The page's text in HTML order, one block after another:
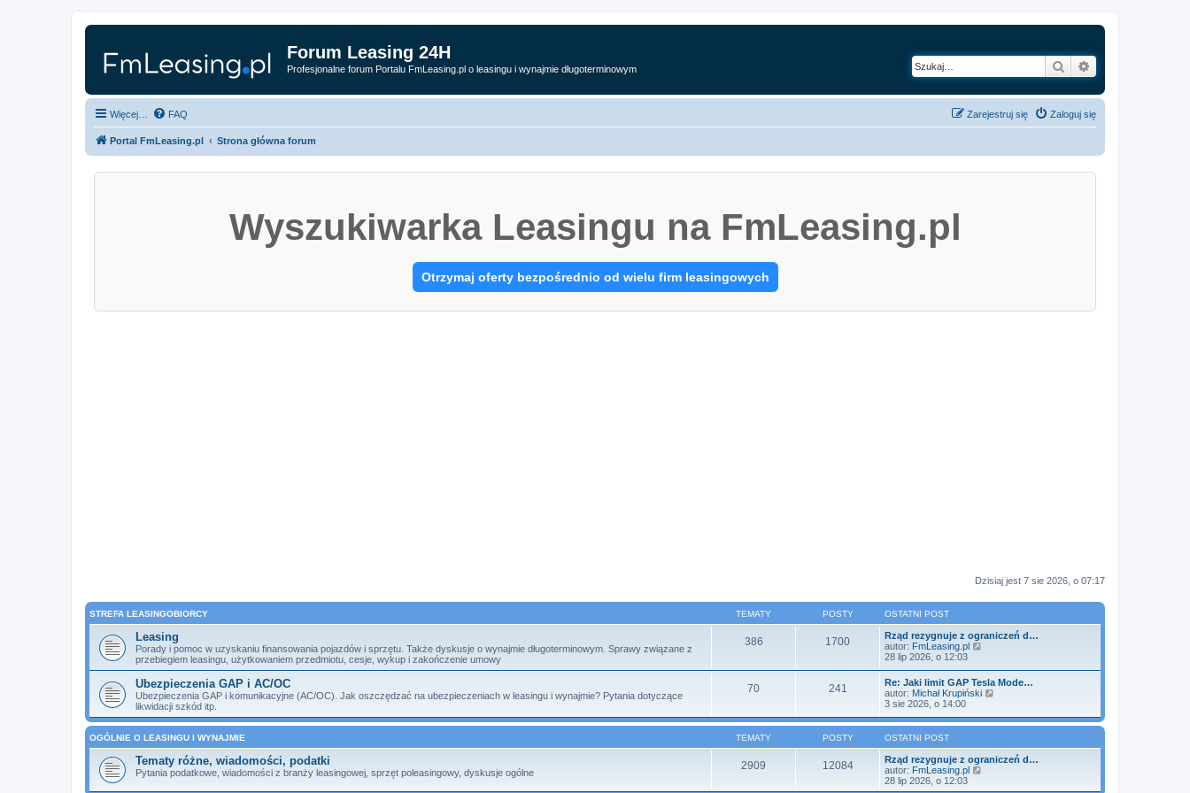
Forum Leasing 24H
Profesjonalne forum Portalu FmLeasing.pl o leasingu i wynajmie długoterminowym Szukaj
Więcej… FAQ Zaloguj się
Zarejestruj się
Portal FmLeasing.pl Strona główna forum
Wyszukiwarka Leasingu na FmLeasing.pl
Otrzymaj oferty bezpośrednio od wielu firm leasingowych
Dzisiaj jest 7 sie 2026, o 07:17
STREFA LEASINGOBIORCY TEMATY POSTY OSTATNI POST
Leasing
Porady i pomoc w uzyskaniu finansowania pojazdów i sprzętu. Także dyskusje o wynajmie długoterminowym. Sprawy związane z
przebiegiem leasingu, użytkowaniem przedmiotu, cesje, wykup i zakończenie umowy
386 1700
Rząd rezygnuje z ograniczeń d…
autor: FmLeasing.pl
w
i
e
l
j
n
28 lip 2026, o 12:03
Ubezpieczenia GAP i AC/OC
Ubezpieczenia GAP i komunikacyjne (AC/OC). Jak oszczędzać na ubezpieczeniach w leasingu i wynajmie? Pytania dotyczące
likwidacji szkód itp.
70 241
Re: Jaki limit GAP Tesla Mode…
autor: Michał Krupiński
w
t
l
3 sie 2026, o 14:00
OGÓLNIE O LEASINGU I WYNAJMIE TEMATY POSTY OSTATNI POST
Tematy różne, wiadomości, podatki
Pytania podatkowe, wiadomości z branży leasingowej, sprzęt poleasingowy, dyskusje ogólne
2909 12084
Rząd rezygnuje z ograniczeń d…
autor: FmLeasing.pl
ś
28 lip 2026, o 12:03